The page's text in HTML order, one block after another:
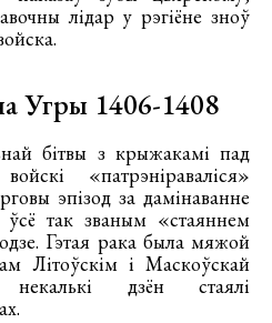
лідар у рэгіёне зноў
Угры 1406-1408
бітвы з крыжакамі пад
«патрэніраваліся»
эпізод за дамінаванне
ўсё так званым «стаяннем
Гэтая рака была мяжой
Літоўскім і Маскоўскай
дзён стаялі